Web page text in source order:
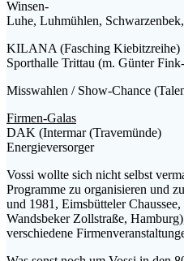
Winsen-
Luhe, Luhmühlen,
KILANA (Fasching Kiebitzreihe)
Sporthalle Trittau (m. Günter
Misswahlen / Show-Chance
Firmen-Galas
DAK (Intermar (Travemünde)
Energieversorger
Vossi wollte sich nicht selbst
Programme zu organisieren und
und 1981, Eimsbütteler
Wandsbeker Zollstraße,
verschiedene